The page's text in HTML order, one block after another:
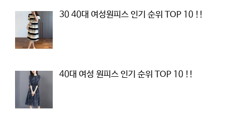
30 40대 여성원피스 인기 순위 TOP 10 !!
40대 여성 원피스 인기 순위 TOP 10 !!